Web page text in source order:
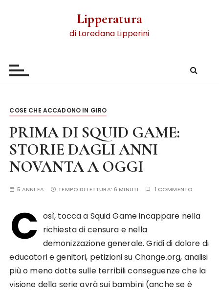
Lipperatura
di Loredana Lipperini
COSE CHE ACCADONO IN GIRO
PRIMA DI SQUID GAME:
STORIE DAGLI ANNI
NOVANTA A OGGI
5 ANNI FA TEMPO DI LETTURA:6 MINUTI 1 COMMENTO
C osì, tocca a Squid Game incappare nella
richiesta di censura e nella
demonizzazione generale. Gridi di dolore di
educatori e genitori, petizioni su Change.org, analisi
più o meno dotte sulle terribili conseguenze che la
visione della serie avrà sui bambini (anche se è